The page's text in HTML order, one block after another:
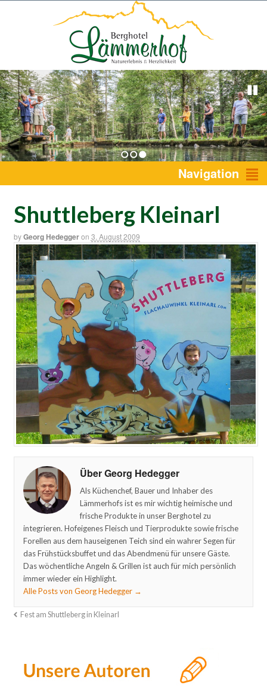
1 2 3 Navigation
Shuttleberg Kleinarl
byGeorg Hedeggeron 3. August 2009
Über Georg Hedegger
Als Küchenchef, Bauer und Inhaber des
Lämmerhofs ist es mir wichtig heimische und
frische Produkte in unser Berghotel zu
integrieren. Hofeigenes Fleisch und Tierprodukte sowie frische
Forellen aus dem hauseigenen Teich sind ein wahrer Segen für
das Frühstücksbuffet und das Abendmenü für unsere Gäste.
Das wöchentliche Angeln & Grillen ist auch für mich persönlich
immer wieder ein Highlight.
Alle Posts von Georg Hedegger →
Fest am Shuttleberg in Kleinarl